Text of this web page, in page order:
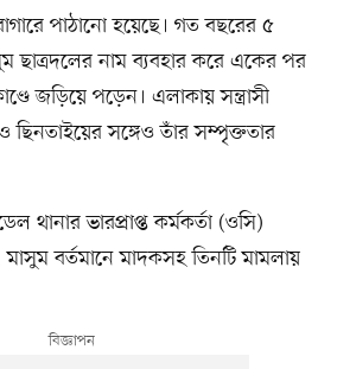
পাঠানো হয়েছে। গত বছরের ৫
ছাত্রদলের নাম ব্যবহার করে একের পর
জড়িয়ে পড়েন। এলাকায় সন্ত্রাসী
ছিনতাইয়ের সঙ্গেও তাঁর সম্পৃক্ততার
থানার ভারপ্রাপ্ত কর্মকর্তা (ওসি)
বর্তমানে মাদকসহ তিনটি মামলায়